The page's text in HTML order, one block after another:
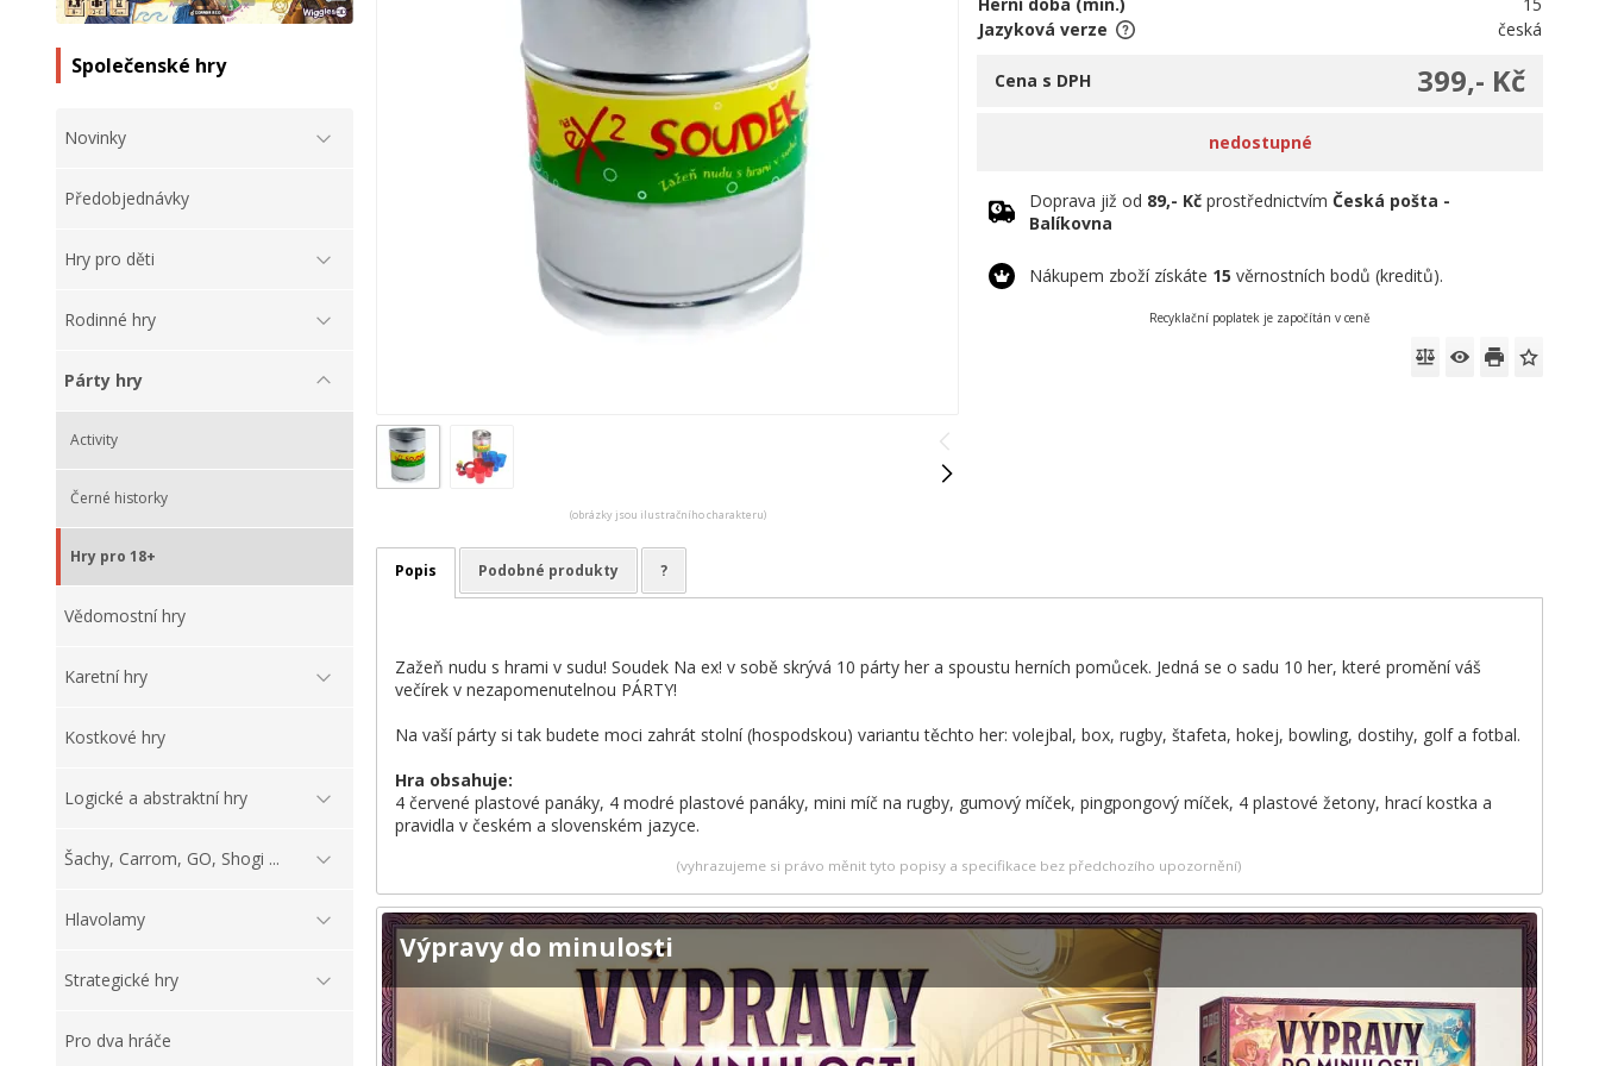
Společenské hry
Novinky
Předobjednávky
Hry pro děti
Rodinné hry
Párty hry
Activity
Černé historky
Hry pro 18+
Vědomostní hry
Karetní hry
Kostkové hry
Logické a abstraktní hry
Šachy, Carrom, GO, Shogi ...
Hlavolamy
Strategické hry
Pro dva hráče
(obrázky jsou ilustračního charakteru)
Herní doba (min.)
15
Jazyková verze
česká
399,- Kč
Cena s DPH
nedostupné
Doprava již od 89,- Kč prostřednictvímČeská pošta -
Balíkovna
Nákupem zboží získáte 15 věrnostních bodů (kreditů).
Recyklační poplatek je započítán v ceně
Popis Podobné produkty ?
Zažeň nudu s hrami v sudu! Soudek Na ex! v sobě skrývá 10 párty her a spoustu herních pomůcek. Jedná se o sadu 10 her, které promění váš
večírek v nezapomenutelnou PÁRTY!
Na vaší párty si tak budete moci zahrát stolní (hospodskou) variantu těchto her: volejbal, box, rugby, štafeta, hokej, bowling, dostihy, golf a fotbal.
Hra obsahuje:
4 červené plastové panáky, 4 modré plastové panáky, mini míč na rugby, gumový míček, pingpongový míček, 4 plastové žetony, hrací kostka a
pravidla v českém a slovenském jazyce.
(vyhrazujeme si právo měnit tyto popisy a specifikace bez předchozího upozornění)
Výpravy do minulosti